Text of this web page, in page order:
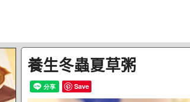
養生冬蟲夏草粥
Save